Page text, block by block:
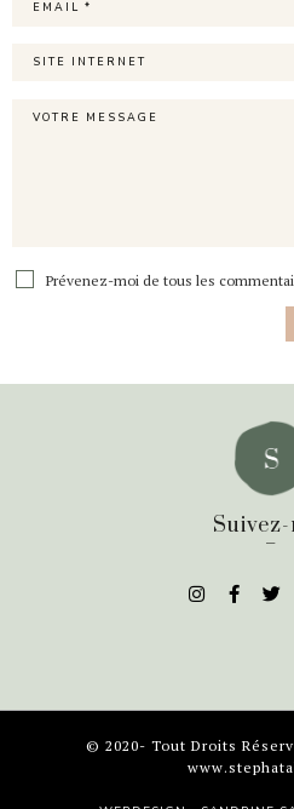
Prévenez-moi de tous les
_
© 2020- Tout Droits